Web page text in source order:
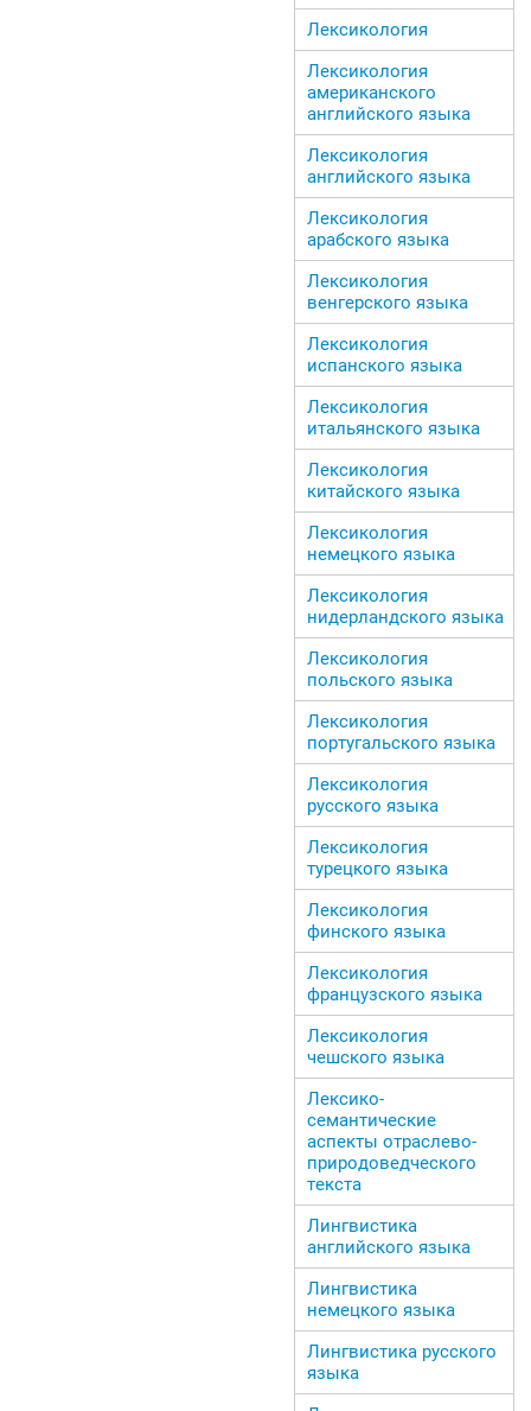
Лексикология
Лексикология
американского
английского языка
Лексикология
английского языка
Лексикология
арабского языка
Лексикология
венгерского языка
Лексикология
испанского языка
Лексикология
итальянского языка
Лексикология
китайского языка
Лексикология
немецкого языка
Лексикология
нидерландского языка
Лексикология
польского языка
Лексикология
португальского языка
Лексикология
русского языка
Лексикология
турецкого языка
Лексикология
финского языка
Лексикология
французского языка
Лексикология
чешского языка
Лексико-
семантические
аспекты отраслево-
природоведческого
текста
Лингвистика
английского языка
Лингвистика
немецкого языка
Лингвистика русского
языка